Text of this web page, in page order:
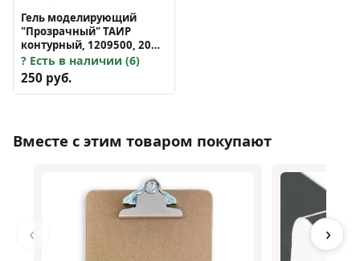
Гель моделирующий
"Прозрачный" ТАИР
контурный, 1209500, 20
млЕсть в наличии (6)
250 руб.
Вместе с этим товаром покупают